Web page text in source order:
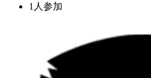
1人参加